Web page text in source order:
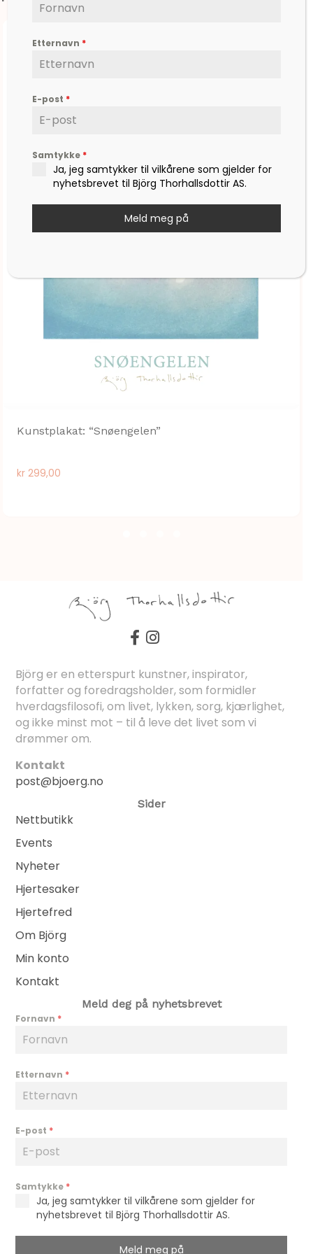
Kunstplakat: “Snøengelen”
kr 299,00
Björg er en etterspurt kunstner, inspirator,
forfatter og foredragsholder, som formidler
hverdagsfilosofi, om livet, lykken, sorg, kjærlighet,
og ikke minst mot – til å leve det livet som vi
drømmer om.
Kontakt
post@bjoerg.no
Sider
Nettbutikk
Events
Nyheter
Hjertesaker
Hjertefred
Om Björg
Min konto
Kontakt
Meld deg på nyhetsbrevet
Fornavn *
Etternavn *
E-post *
Samtykke *
Ja, jeg samtykker til vilkårene som gjelder for
nyhetsbrevet til Björg Thorhallsdottir AS.
Meld meg på
Etternavn *
E-post *
Samtykke *
Ja, jeg samtykker til vilkårene som gjelder for
nyhetsbrevet til Björg Thorhallsdottir AS.
Meld meg på